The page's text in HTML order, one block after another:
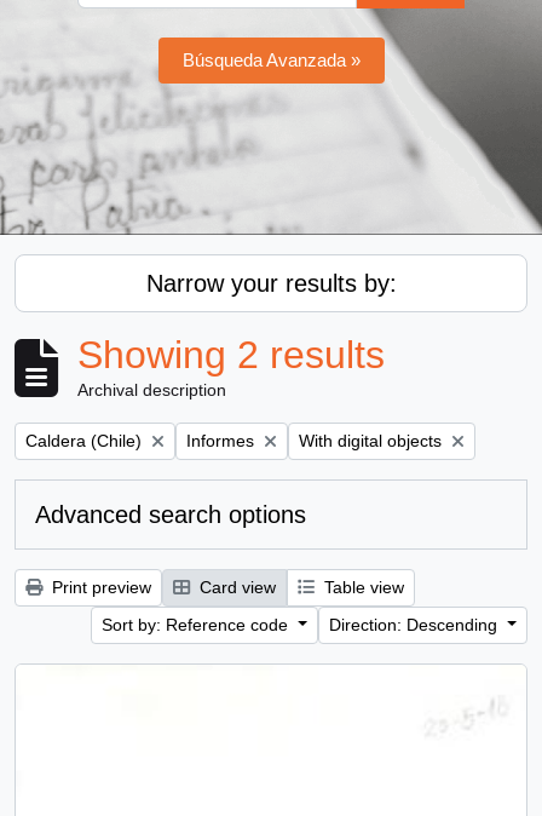
Búsqueda Avanzada »
Narrow your results by:
Showing 2 results
Archival description
Remove filter:
Caldera (Chile) Remove filter:
Informes Remove filter:
With digital objects
Advanced search options
Print preview Card view
Table view
Sort by: Reference code
Direction: Descending